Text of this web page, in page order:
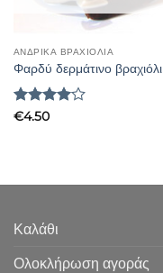
ΑΝΔΡΙΚΑ ΒΡΑΧΙΟΛΙΑ
Φαρδύ δερμάτινο βραχιόλι
Βαθμολογήθηκε
€4.50
Καλάθι
Ολοκλήρωση αγοράς